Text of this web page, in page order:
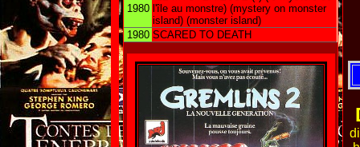
1980 l'île au monstre) (mystery on monster
island) (monster island)
1980 SCARED TO DEATH